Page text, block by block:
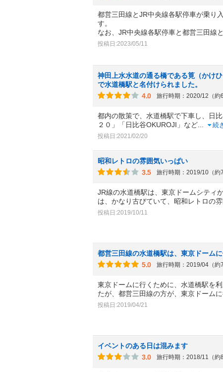
都営三田線とJR中央線各駅停車が乗り
す。
なお、JR中央線各駅停車と都営三田線と
投稿日:2023/05/11
神田上水水道の通る橋である筧（かけ
で水道橋駅と名付けられました。
4.0
旅行時期：2020/12（約6
都内の散策で、水道橋駅で下車し、日
２０」「日比谷OKUROJI」など
続
投稿日:2021/02/20
昭和レトロの雰囲気いっぱい
3.5
旅行時期：2019/10（約7
JR線の水道橋駅は、東京ドームシティ
は、かなり古びていて、昭和レトロの
投稿日:2019/10/11
都営三田線の水道橋駅は、東京ドームに
5.0
旅行時期：2019/04（約7
東京ドームに行くために、水道橋駅を
たが、都営三田線の方が、東京ドーム
投稿日:2019/04/21
イベントのある日は混みます
3.0
旅行時期：2018/11（約8